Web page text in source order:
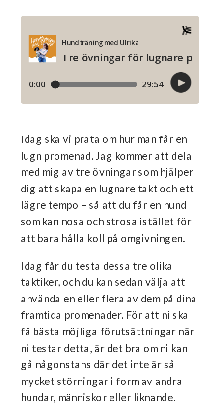
Idag ska vi prata om hur man får en
lugn promenad. Jag kommer att dela
med mig av tre övningar som hjälper
dig att skapa en lugnare takt och ett
lägre tempo – så att du får en hund
som kan nosa och strosa istället för
att bara hålla koll på omgivningen.
Idag får du testa dessa tre olika
taktiker, och du kan sedan välja att
använda en eller flera av dem på dina
framtida promenader. För att ni ska
få bästa möjliga förutsättningar när
ni testar detta, är det bra om ni kan
gå någonstans där det inte är så
mycket störningar i form av andra
hundar, människor eller liknande.